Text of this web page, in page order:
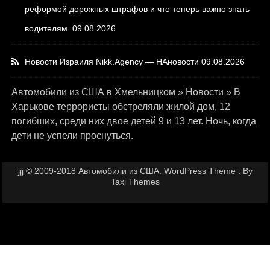
реформой дорожных штрафов и что теперь важно знать
водителям. 09.08.2026
Новости Израиля Nikk.Agency — НАновости 09.08.2026
Автомобили из США в Хмельницком » Новости » В
Харькове террористы обстреляли жилой дом, 12
погибших, среди них двое детей 9 и 13 лет. Ночь, когда
дети не успели проснуться.
jjj © 2009-2018 Автомобили из США. WordPress Theme : By
Taxi Themes